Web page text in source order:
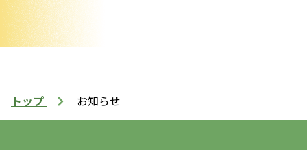
トップ お知らせ